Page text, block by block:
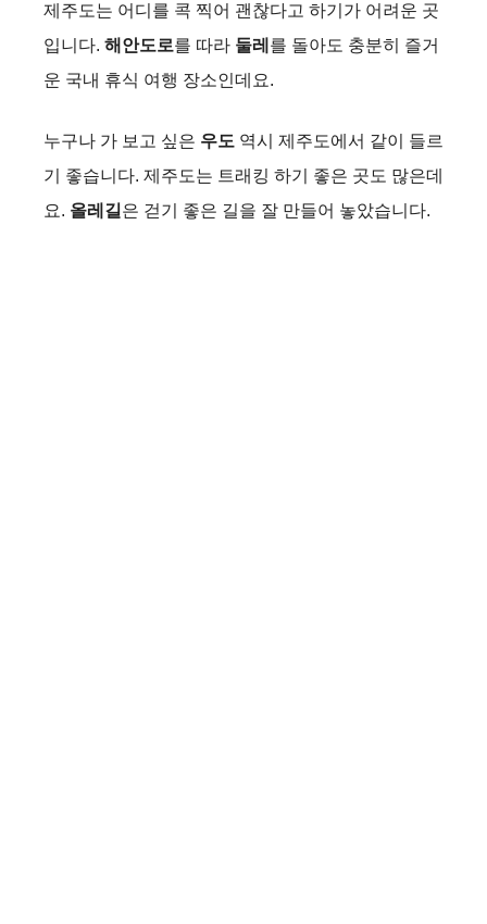
제주도는 어디를 콕 찍어 괜찮다고 하기가 어려운 곳
입니다. 해안도로를 따라 둘레 를 돌아도 충분히 즐거
운 국내 휴식 여행 장소인데요.
누구나 가 보고 싶은 우도 역시 제주도에서 같이 들르
기 좋습니다. 제주도는 트래킹 하기 좋은 곳도 많은데
요. 올레길 은 걷기 좋은 길을 잘 만들어 놓았습니다.